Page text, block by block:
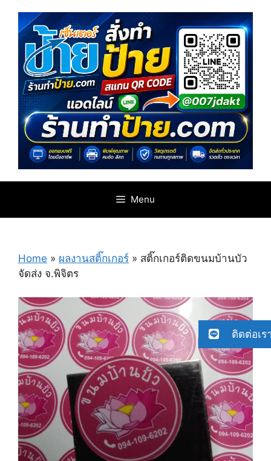
content
Menu
Home » ผลงานสติ๊กเกอร์ » สติ๊กเกอร์ติดขนมบ้านบัว
จัด​ส่ง ​จ.พิจิตร
ติดต่อเร